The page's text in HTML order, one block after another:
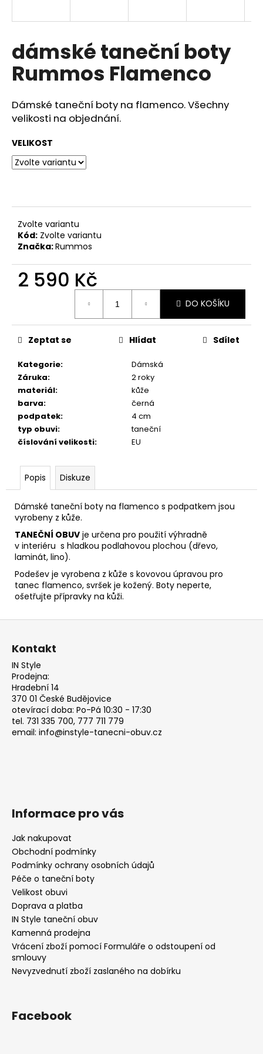
dámské taneční boty
Rummos Flamenco
Dámské taneční boty na flamenco. Všechny
velikosti na objednání.
VELIKOST
Zvolte variantu
Kód: Zvolte variantu
Značka:Rummos
2 590 Kč
DO KOŠÍKU
Kategorie:
Dámská
Záruka:
2 roky
materiál:
kůže
barva:
černá
podpatek:
4 cm
typ obuvi:
taneční
číslování velikosti: EU
Zeptat se Hlídat Sdílet
Popis Diskuze
Dámské taneční boty na flamenco s podpatkem jsou
vyrobeny z kůže.
TANEČNÍ OBUV je určena pro použití výhradně
v interiéru s hladkou podlahovou plochou (dřevo,
laminát, lino).
Podešev je vyrobena z kůže s kovovou úpravou pro
tanec flamenco, svršek je kožený. Boty neperte,
ošetřujte přípravky na kůži.
í
t
?
o
u
č
u
e
DÁMSKÉ
TANEČNÍ
BOTY
PDNEO
804,
PODPATEK
7CM
4
Z
Kontakt
IN Style
Prodejna:
Hradební 14
370 01 České Budějovice
otevírací doba: Po-Pá 10:30 - 17:30
tel. 731 335 700, 777 711 779
email: info@instyle-tanecni-obuv.cz
Informace pro vás
Jak nakupovat
Obchodní podmínky
Podmínky ochrany osobních údajů
Péče o taneční boty
Velikost obuvi
Doprava a platba
IN Style taneční obuv
Kamenná prodejna
Vrácení zboží pomocí Formuláře o odstoupení od
smlouvy
Nevyzvednutí zboží zaslaného na dobírku
Facebook